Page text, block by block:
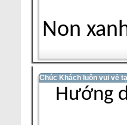
Non
Chúc Khách luôn vui vẻ
Hướng